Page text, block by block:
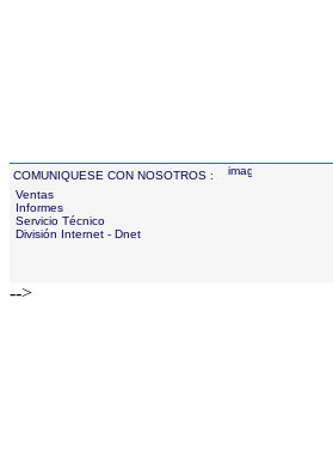
COMUNIQUESE CON NOSOTROS :
Ventas
Informes
Servicio Técnico
División Internet - Dnet
-->